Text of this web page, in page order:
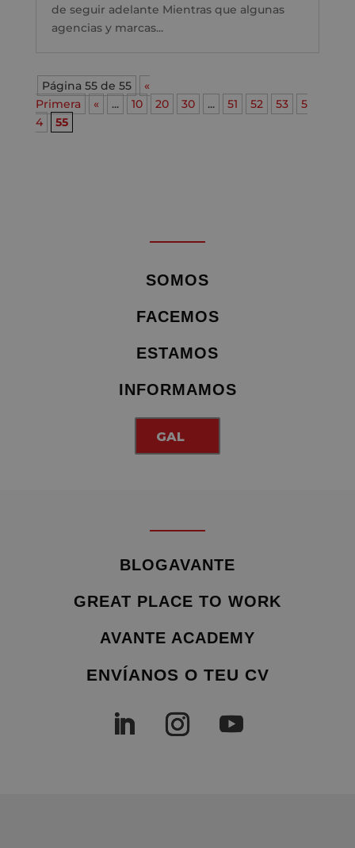
de seguir adelante Mientras que algunas
agencias y marcas...
Página 55 de 55
«
Primera
« ... 10 20 30 ... 51 52 53
5
4
55
SOMOS
FACEMOS
ESTAMOS
INFORMAMOS
GAL
BLOGAVANTE
GREAT PLACE TO WORK
AVANTE ACADEMY
ENVÍANOS O TEU CV